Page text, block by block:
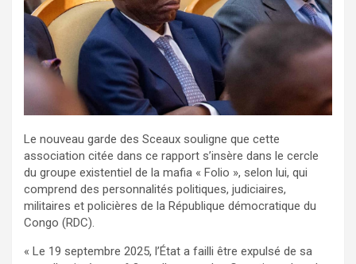
Le nouveau garde des Sceaux souligne que cette
association citée dans ce rapport s’insère dans le cercle
du groupe existentiel de la mafia « Folio », selon lui, qui
comprend des personnalités politiques, judiciaires,
militaires et policières de la République démocratique du
Congo (RDC).
« Le 19 septembre 2025, l’État a failli être expulsé de sa